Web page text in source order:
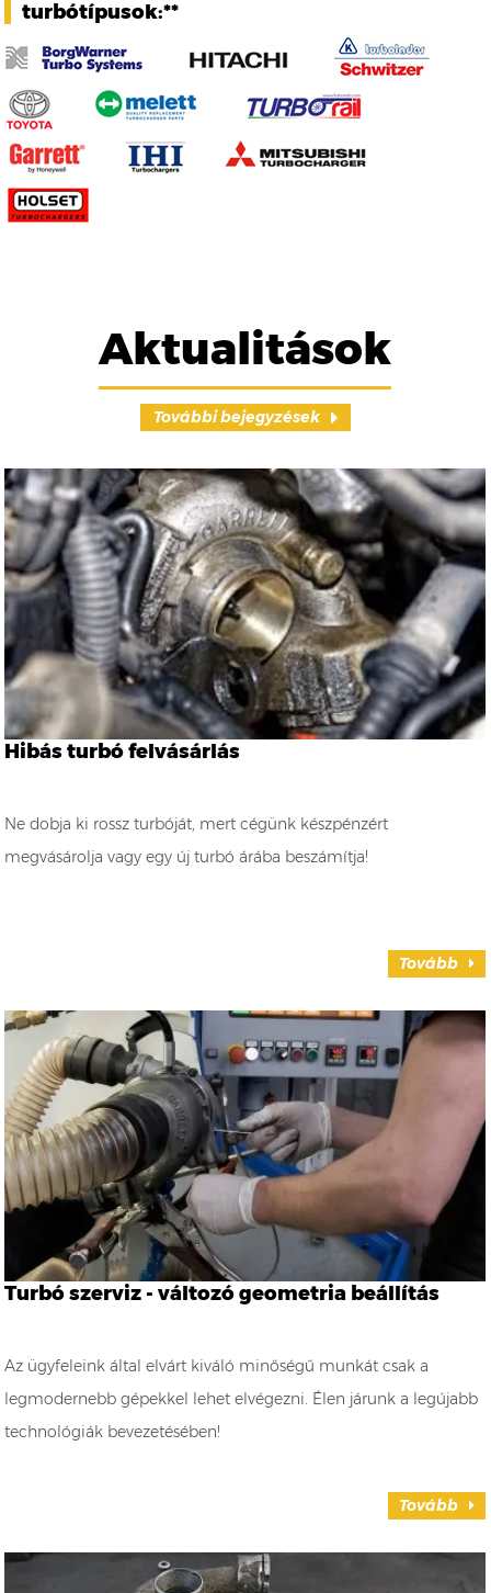
turbótípusok:**
Aktualitások
További bejegyzések
Hibás turbó felvásárlás
Ne dobja ki rossz turbóját, mert cégünk készpénzért
megvásárolja vagy egy új turbó árába beszámítja!
Tovább
Turbó szerviz - változó geometria beállítás
Az ügyfeleink által elvárt kiváló minőségű munkát csak a
legmodernebb gépekkel lehet elvégezni. Élen járunk a legújabb
technológiák bevezetésében!
Tovább